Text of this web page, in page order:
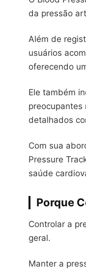
da pressão
Além de
usuários
oferecendo
Ele também
detalhados
Com sua
Pressure
saúde
Porque
Controlar a
geral.
Manter a